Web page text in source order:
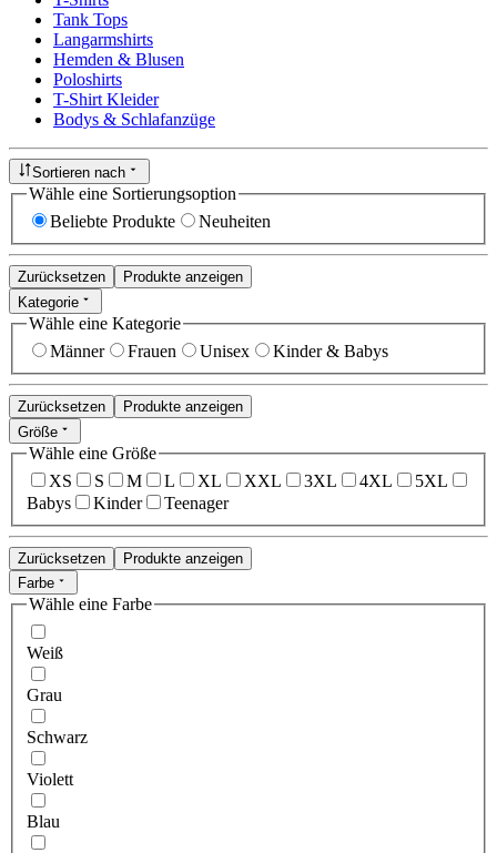
Tank Tops
Langarmshirts
Hemden & Blusen
Poloshirts
T-Shirt Kleider
Bodys & Schlafanzüge
Sortieren nach
Wähle eine Sortierungsoption
Beliebte Produkte
Neuheiten
Zurücksetzen
Produkte anzeigen
Kategorie
Wähle eine Kategorie
Männer
Frauen Unisex Kinder & Babys
Zurücksetzen
Produkte anzeigen
Größe
Wähle eine Größe
XS
S M L XL XXL 3XL 4XL
5XL
Babys
Kinder Teenager
Zurücksetzen
Produkte anzeigen
Farbe
Wähle eine Farbe
Weiß
Grau
Schwarz
Violett
Blau